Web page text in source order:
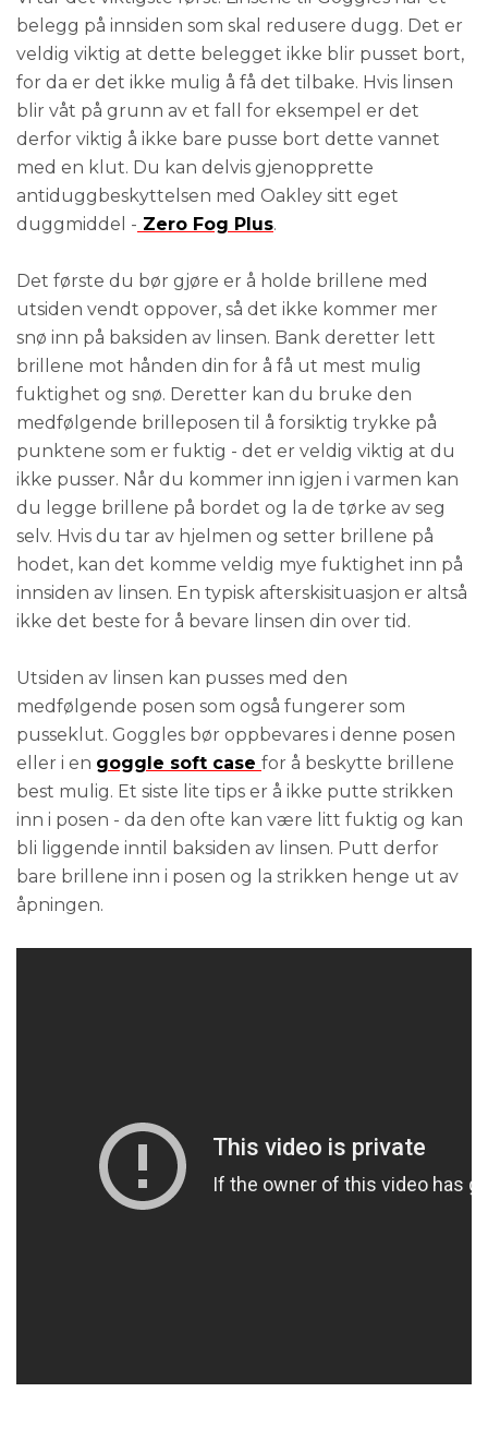
belegg på innsiden som skal redusere dugg. Det er
veldig viktig at dette belegget ikke blir pusset bort,
for da er det ikke mulig å få det tilbake. Hvis linsen
blir våt på grunn av et fall for eksempel er det
derfor viktig å ikke bare pusse bort dette vannet
med en klut. Du kan delvis gjenopprette
antiduggbeskyttelsen med Oakley sitt eget
duggmiddel - Zero Fog Plus.
Det første du bør gjøre er å holde brillene med
utsiden vendt oppover, så det ikke kommer mer
snø inn på baksiden av linsen. Bank deretter lett
brillene mot hånden din for å få ut mest mulig
fuktighet og snø. Deretter kan du bruke den
medfølgende brilleposen til å forsiktig trykke på
punktene som er fuktig - det er veldig viktig at du
ikke pusser. Når du kommer inn igjen i varmen kan
du legge brillene på bordet og la de tørke av seg
selv. Hvis du tar av hjelmen og setter brillene på
hodet, kan det komme veldig mye fuktighet inn på
innsiden av linsen. En typisk afterskisituasjon er altså
ikke det beste for å bevare linsen din over tid.
Utsiden av linsen kan pusses med den
medfølgende posen som også fungerer som
pusseklut. Goggles bør oppbevares i denne posen
eller i en goggle soft case for å beskytte brillene
best mulig. Et siste lite tips er å ikke putte strikken
inn i posen - da den ofte kan være litt fuktig og kan
bli liggende inntil baksiden av linsen. Putt derfor
bare brillene inn i posen og la strikken henge ut av
åpningen.